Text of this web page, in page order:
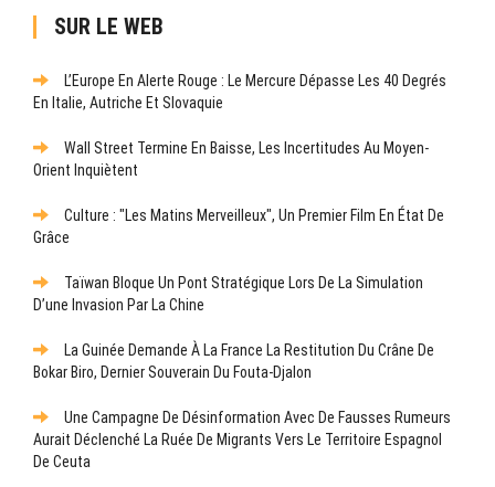
SUR LE WEB
L’Europe En Alerte Rouge : Le Mercure Dépasse Les 40 Degrés
En Italie, Autriche Et Slovaquie
Wall Street Termine En Baisse, Les Incertitudes Au Moyen-
Orient Inquiètent
Culture : "Les Matins Merveilleux", Un Premier Film En État De
Grâce
Taïwan Bloque Un Pont Stratégique Lors De La Simulation
D’une Invasion Par La Chine
La Guinée Demande À La France La Restitution Du Crâne De
Bokar Biro, Dernier Souverain Du Fouta-Djalon
Une Campagne De Désinformation Avec De Fausses Rumeurs
Aurait Déclenché La Ruée De Migrants Vers Le Territoire Espagnol
De Ceuta